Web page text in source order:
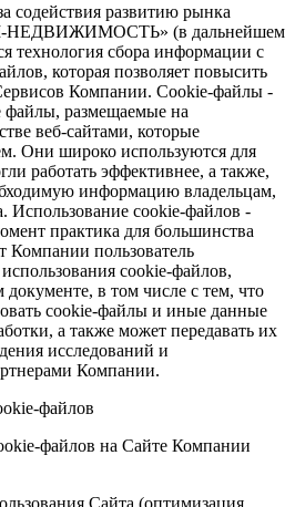
содействия развитию рынка
НЕДВИЖИМОСТЬ» (в дальнейшем
технология сбора информации с
которая позволяет повысить
Компании. Сookie-файлы -
файлы, размещаемые на
веб-сайтами, которые
Они широко используются для
работать эффективнее, а также,
информацию владельцам,
Использование cookie-файлов -
практика для большинства
Компании пользователь
cookie-файлов,
в том числе с тем, что
cookie-файлы и иные данные
а также может передавать их
исследований и
Компании.
файлов
файлов на Сайте Компании
Сайта (оптимизация